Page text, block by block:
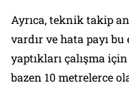
Ayrıca, teknik takip
vardır ve hata payı
yaptıkları çalışma
bazen 10 metrelerce